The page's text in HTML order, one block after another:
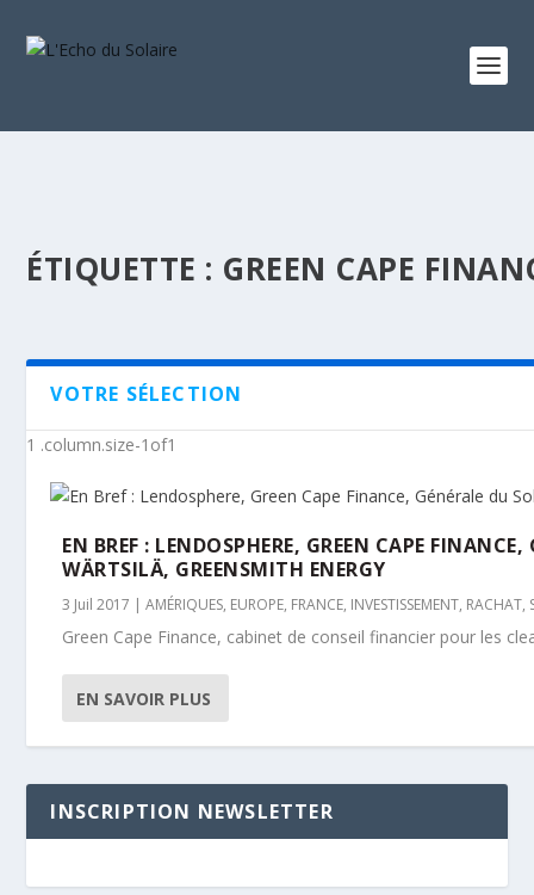
ÉTIQUETTE : GREEN CAPE
VOTRE SÉLECTION
EN BREF : LENDOSPHERE, GREEN CAPE
WÄRTSILÄ, GREENSMITH ENERGY
3 Juil 2017 |AMÉRIQUES, EUROPE, FRANCE, INVESTISSEMENT, RACHAT,
Green Cape Finance, cabinet de conseil financier pour les
EN SAVOIR PLUS
INSCRIPTION NEWSLETTER